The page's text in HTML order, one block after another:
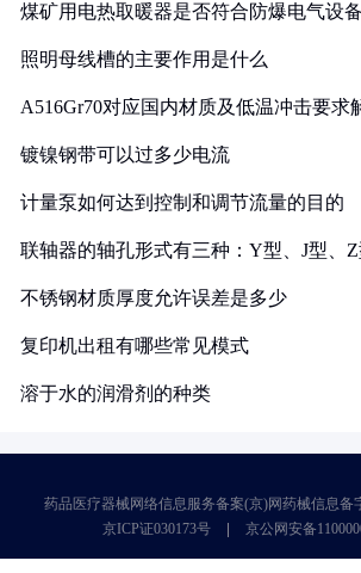
煤矿用电热取暖器是否符合防爆电气设
照明母线槽的主要作用是什么
A516Gr70对应国内材质及低温冲击要求
镀镍钢带可以过多少电流
计量泵如何达到控制和调节流量的目的
联轴器的轴孔形式有三种：Y型、J型、Z
不锈钢材质厚度允许误差是多少
复印机出租有哪些常见模式
溶于水的润滑剂的种类
药品医疗器械网络信息服务备案(京)网药械信息备
京ICP证030173号
京公网安备